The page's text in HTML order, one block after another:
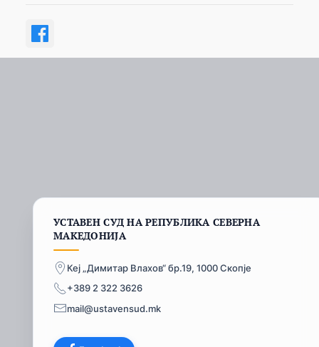
УСТАВЕН СУД НА РЕПУБЛИКА СЕВЕРНА
МАКЕДОНИЈА
Кеј „Димитар Влахов“ бр.19, 1000 Скопје
+389 2 322 3626
mail@ustavensud.mk